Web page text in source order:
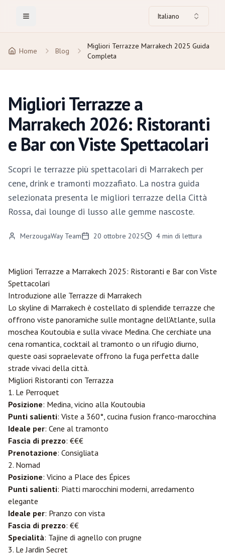
Toggle Menu Italiano
Home Blog
Migliori Terrazze Marrakech 2025 Guida
Completa
Migliori Terrazze a
Marrakech 2026: Ristoranti
e Bar con Viste Spettacolari
Scopri le terrazze più spettacolari di Marrakech per
cene, drink e tramonti mozzafiato. La nostra guida
selezionata presenta le migliori terrazze della Città
Rossa, dai lounge di lusso alle gemme nascoste.
MerzougaWay Team 20 ottobre 2025 4 min di lettura
Migliori Terrazze a Marrakech 2025: Ristoranti e Bar con Viste
Spettacolari
Introduzione alle Terrazze di Marrakech
Lo skyline di Marrakech è costellato di splendide terrazze che
offrono viste panoramiche sulle montagne dell'Atlante, sulla
moschea Koutoubia e sulla vivace Medina. Che cerchiate una
cena romantica, cocktail al tramonto o un rifugio diurno,
queste oasi sopraelevate offrono la fuga perfetta dalle
strade vivaci della città.
Migliori Ristoranti con Terrazza
1. Le Perroquet
Posizione: Medina, vicino alla Koutoubia
Punti salienti: Viste a 360°, cucina fusion franco-marocchina
Ideale per: Cene al tramonto
Fascia di prezzo: €€€
Prenotazione: Consigliata
2. Nomad
Posizione: Vicino a Place des Épices
Punti salienti: Piatti marocchini moderni, arredamento
elegante
Ideale per: Pranzo con vista
Fascia di prezzo: €€
Specialità: Tajine di agnello con prugne
3. Le Jardin Secret